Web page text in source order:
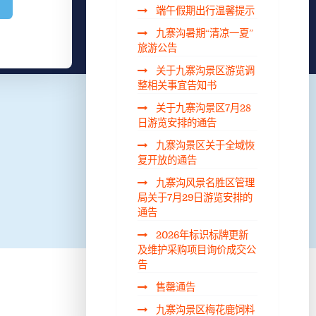
端午假期出行温馨提示
九寨沟暑期“清凉一夏”
旅游公告
关于九寨沟景区游览调
整相关事宜告知书
关于九寨沟景区7月28
日游览安排的通告
九寨沟景区关于全域恢
复开放的通告
九寨沟风景名胜区管理
局关于7月29日游览安排的
通告
2026年标识标牌更新
及维护采购项目询价成交公
告
售罄通告
九寨沟景区梅花鹿饲料